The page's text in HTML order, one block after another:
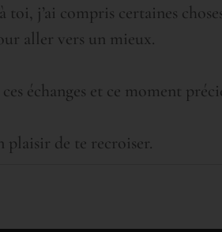
à toi, j’ai compris certaines
aller vers un mieux.
échanges et ce moment
plaisir de te recroiser.